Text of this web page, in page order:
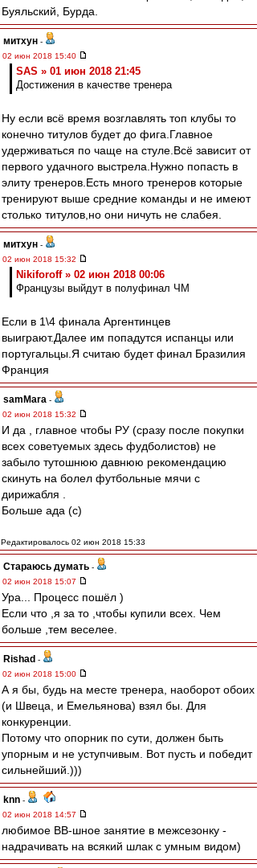
Буяльский, Бурда.
митхун -
02 июн 2018 15:40
SAS » 01 июн 2018 21:45
Достижения в качестве тренера
Ну если всё время возглавлять топ клубы то
конечно титулов будет до фига.Главное
удерживаться по чаще на стуле.Всё зависит от
первого удачного выстрела.Нужно попасть в
элиту тренеров.Есть много тренеров которые
тренируют выше средние команды и не имеют
столько титулов,но они ничуть не слабея.
митхун -
02 июн 2018 15:32
Nikiforoff » 02 июн 2018 00:06
Французы выйдут в полуфинал ЧМ
Если в 1\4 финала Аргентинцев
выиграют.Далее им попадутся испанцы или
португальцы.Я считаю будет финал Бразилия
Франция
samMara -
02 июн 2018 15:32
И да , главное чтобы РУ (сразу после покупки
всех советуемых здесь фудболистов) не
забыло тутошнюю давнюю рекомендацию
скинуть на болел футбольные мячи с
дирижабля .
Больше ада (с)
Редактировалось 02 июн 2018 15:33
Стараюсь думать -
02 июн 2018 15:07
Ура... Процесс пошёл )
Если что ,я за то ,чтобы купили всех. Чем
больше ,тем веселее.
Rishad -
02 июн 2018 15:00
А я бы, будь на месте тренера, наоборот обоих
(и Швеца, и Емельянова) взял бы. Для
конкуренции.
Потому что опорник по сути, должен быть
упорным и не уступчивым. Вот пусть и победит
сильнейший.)))
knn -
02 июн 2018 14:57
любимое ВВ-шное занятие в межсезонку -
надрачивать на всякий шлак с умным видом)